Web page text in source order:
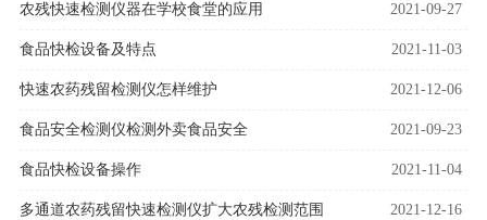
农残快速检测仪器在学校食堂的应用 2021-09-27
食品快检设备及特点 2021-11-03
快速农药残留检测仪怎样维护 2021-12-06
食品安全检测仪检测外卖食品安全 2021-09-23
食品快检设备操作 2021-11-04
多通道农药残留快速检测仪扩大农残检测范围 2021-12-16